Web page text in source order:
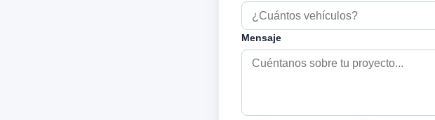
Mensaje